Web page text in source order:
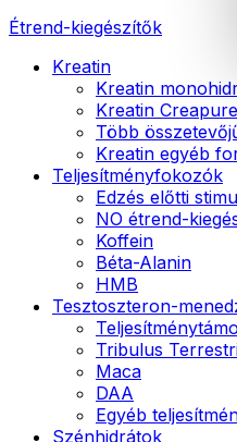
Étrend-kiegészítők
Kreatin
Kreatin
Kreatin
Több
Kreatin egyéb
Teljesítményfokozók
Edzés előtti
NO étrend-
Koffein
Béta-Alanin
HMB
Tesztoszteron-
Tribulus
Maca
DAA
Egyéb
Szénhidrátok